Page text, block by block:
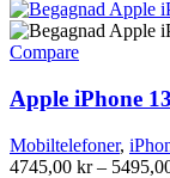
Compare
Apple iPhone
Mobiltelefoner,
4745,00 kr –